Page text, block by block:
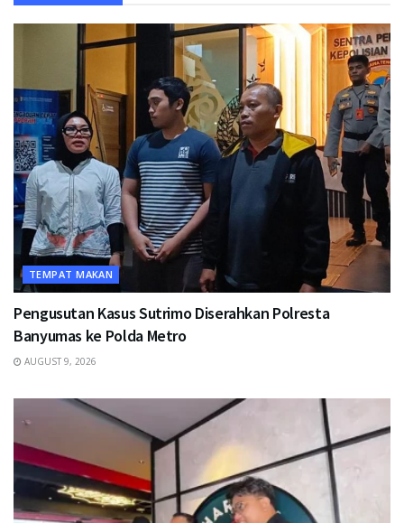
TEMPAT MAKAN
Pengusutan Kasus Sutrimo Diserahkan Polresta
Banyumas ke Polda Metro
AUGUST 9, 2026